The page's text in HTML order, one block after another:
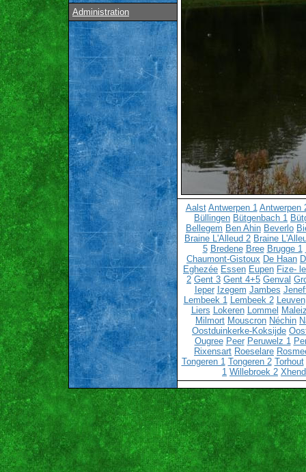
Administration
Aalst Antwerpen 1 Antwerpen
Büllingen Bütgenbach 1
Bellegem Ben Ahin Beverlo
Braine L'Alleud 2 Braine
5 Bredene Bree Brugge 1
Chaumont-Gistoux De Haan
Eghezée Essen Eupen Fize-
2 Gent 3 Gent 4+5 Genval
Ieper Izegem Jambes
Lembeek 1 Lembeek 2 Leuven
Liers Lokeren Lommel
Milmort Mouscron Néchin
Oostduinkerke-Koksijde
Ougree Peer Peruwelz 1
Rixensart Roeselare
Tongeren 1 Tongeren 2 Torhout
1 Willebroek 2